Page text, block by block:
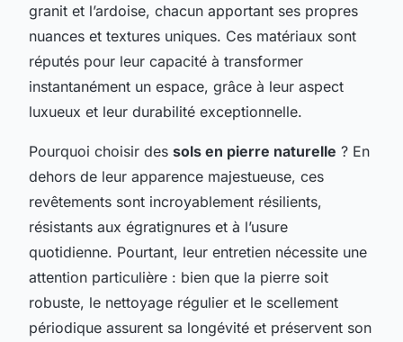
granit et l’ardoise, chacun apportant ses propres
nuances et textures uniques. Ces matériaux sont
réputés pour leur capacité à transformer
instantanément un espace, grâce à leur aspect
luxueux et leur durabilité exceptionnelle.
Pourquoi choisir des sols en pierre naturelle ? En
dehors de leur apparence majestueuse, ces
revêtements sont incroyablement résilients,
résistants aux égratignures et à l’usure
quotidienne. Pourtant, leur entretien nécessite une
attention particulière : bien que la pierre soit
robuste, le nettoyage régulier et le scellement
périodique assurent sa longévité et préservent son